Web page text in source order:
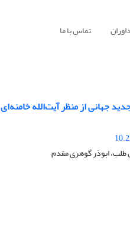
داوران تماس با ما
جهانی از منظر آیت‌الله خامنه‌ای
ابوذر گوهری مقدم